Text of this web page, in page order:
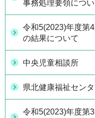
事務処理要領につい
令和5(2023)年度第
の結果について
中央児童相談所
県北健康福祉セン
令和5(2023)年度第